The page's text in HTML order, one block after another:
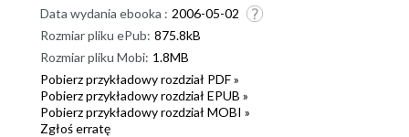
Data wydania ebooka : 2006-05-02
Rozmiar pliku ePub: 875.8kB
Rozmiar pliku Mobi: 1.8MB
Pobierz przykładowy rozdział PDF »
Pobierz przykładowy rozdział EPUB »
Pobierz przykładowy rozdział MOBI »
Zgłoś erratę